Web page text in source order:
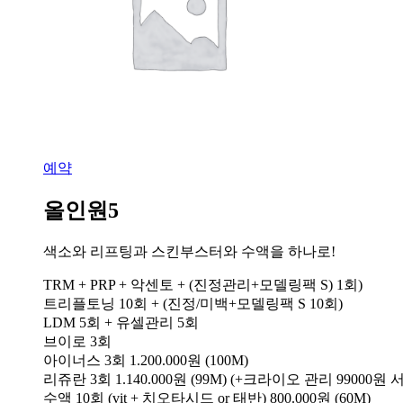
예약
올인원5
색소와 리프팅과 스킨부스터와 수액을 하나로!
TRM + PRP + 악센토 + (진정관리+모델링팩 S) 1회)
트리플토닝 10회 + (진정/미백+모델링팩 S 10회)
LDM 5회 + 유셀관리 5회
브이로 3회
아이너스 3회 1.200.000원 (100M)
리쥬란 3회 1.140.000원 (99M) (+크라이오 관리 99000원
수액 10회 (vit + 치오타시드 or 태반) 800.000원 (60M)